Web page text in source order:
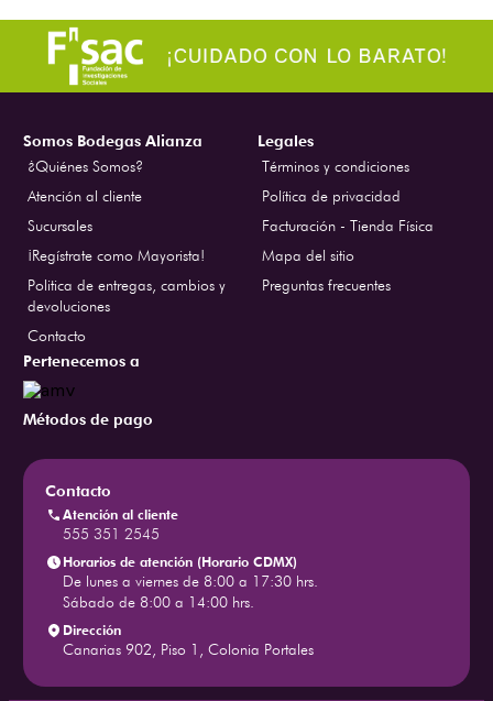
Somos Bodegas Alianza
¿Quiénes Somos?
Atención al cliente
Sucursales
¡Regístrate como Mayorista!
Politica de entregas, cambios y
devoluciones
Contacto
Legales
Términos y condiciones
Política de privacidad
Facturación - Tienda Física
Mapa del sitio
Preguntas frecuentes
Pertenecemos a
Métodos de pago
Contacto
Atención al cliente
555 351 2545
Horarios de atención (Horario CDMX)
De lunes a viernes de 8:00 a 17:30 hrs.
Sábado de 8:00 a 14:00 hrs.
Dirección
Canarias 902, Piso 1, Colonia Portales